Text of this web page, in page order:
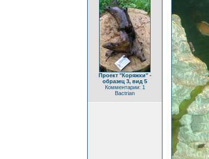
Проект "Коряжки" -
образец 3, вид 5
Комментарии: 1
Bactrian